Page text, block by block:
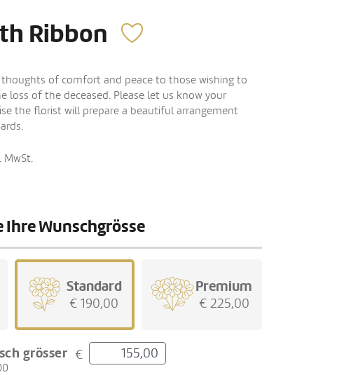
Ribbon
of comfort and peace to those wishing to
loss of the deceased. Please let us know your
the florist will prepare a beautiful arrangement
MwSt.
Ihre Wunschgrösse
Standard
€ 190,00
Premium
€ 225,00
grösser €